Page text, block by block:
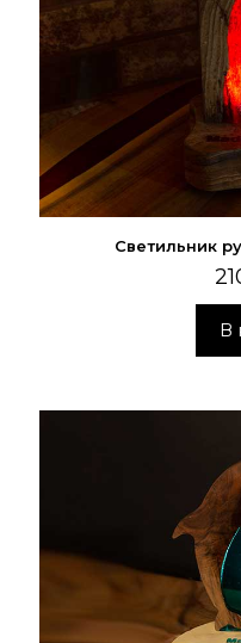
Светильник
В